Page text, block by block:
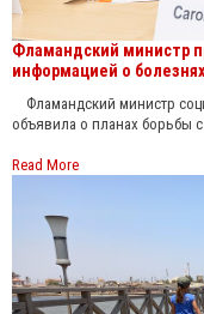
Фламандский министр
информацией о
Фламандский министр
объявила о планах борьбы
Read More